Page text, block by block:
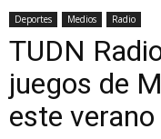
Deportes Medios Radio
TUDN
juegos de
este verano